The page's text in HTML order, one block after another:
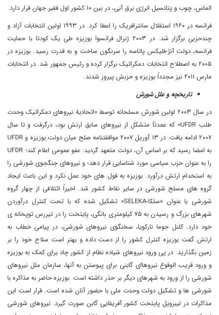
الماس، چوب و پتانسیل انرژی برق آبی، در بین ۱۰ کشور اول فقیر جهان قرار دارد.
فرانسه در ۱۹۶۰ استقلال سانترافریک را اعطا کرد. در ۱۹۹۳ اولین انتخابات آزاد و
چندحزبی برگزار شد. در ۲۰۰۳ ژنرال فرانسوا بوزیزه طی یک کودتا با حمایت
فرانسه، دولت آنژ-فلیکس پاتاسه را سرنگون ساخت و به قدرت رسید. بوزیزه در
۲۰۰۵ به اصطلاح انتخابات دمکراتیک برگزار کرده و رئیس جمهور شد. در انتخابات
مارس ۲۰۱۱ نیز مجدداً بوزیزه و حزبش پیروز شدند.
تاریخچه و علل شورش
در سال ۲۰۰۳ اولین شورش مسلحانه توسط «اتحادیة نیروهای دمکراتیک وحدت
طلب UFDR» که عمدتاً متشکل از نیروهای سابق ارتش بود، درگرفت و تا سال
۲۰۰۷ ادامه یافت. در ۱۳ آوریل ۲۰۰۷ موافقتنامه صلح میان دولت بوزیزه و
UFDR
به امضا رسید که بر اساس آن، دولت متعهد گردید: عفو عمومی اعلام کند؛ UFDR
را به عنوان حزب سیاسی مورد شناسایی قرار دهد؛ و نیروهای جنگجوی شورشی را
به استخدام ارتش درآورد. بوزیزه به قول های خود عمل نکرد و این باعث ایجاد
گروه های مسلح شورشی در سایر نقاط کشور شد. اخیراً ائتلافی از چهار گروه
شورشی با عنوان «سلکا-SELEKA» تشکیل شده که با تحت کنترل درآوردن
شهرهای بزرگ و رسیدن به ۷۵ کیلومتری بانگی، پایتخت را در تیررس توپخانه ی
خود دارد. کلنل جوما نارکویا، سخنگوی نیروهای شورشی، در پیامی خطاب به
ارتش گفت بوزیزه کنترل کشور را از دست داده و بهتر است سلاح خود را بر
زمین بگذارید. در پی ورود نیروهای شیاده نظام از کشور چاد برای کمک به بوزیزه
و ورود قریب الوقوع نیروهاای گابنی برای پیوستن به آنها، سازمان ملل نیروهای
شورشی را از ورود به شهرهای دیگر بر حذر داشته است. بوزیزه حاضر به مذاکره با
شورشی ها و تشکیل دولت وحدت ملی با حضور آنان شده است. قرار است این
مذاکرات در لیبرویل پایتخت کشور آفریقایی گابن صورت گیرد. نیروهای شورشی